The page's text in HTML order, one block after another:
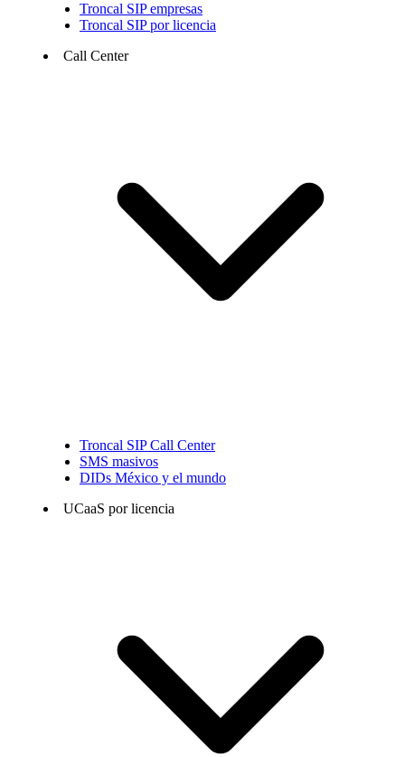
Troncal SIP empresas
Troncal SIP por licencia
Call Center
Troncal SIP Call Center
SMS masivos
DIDs México y el mundo
UCaaS por licencia